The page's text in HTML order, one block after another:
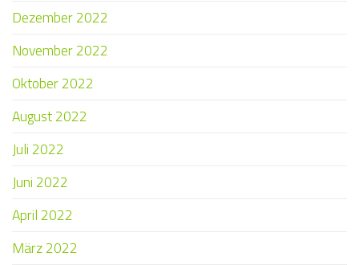
Dezember 2022
November 2022
Oktober 2022
August 2022
Juli 2022
Juni 2022
April 2022
März 2022